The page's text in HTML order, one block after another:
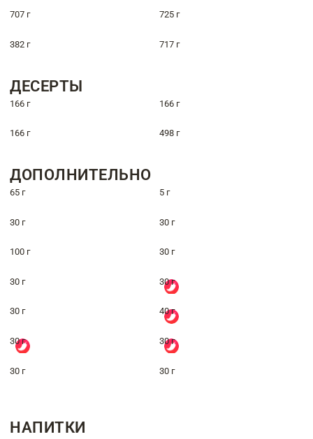
707 г 725 г
382 г 717 г
ДЕСЕРТЫ
166 г 166 г
166 г 498 г
ДОПОЛНИТЕЛЬНО
65 г 5 г
30 г 30 г
100 г 30 г
30 г 30 г
30 г 40 г
30 г 30 г
30 г 30 г
НАПИТКИ